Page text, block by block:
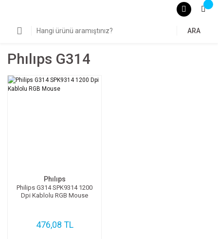
ARA
Phılıps G314
Phılıps
Philips G314 SPK9314 1200
Dpi Kablolu RGB Mouse
476,08 TL